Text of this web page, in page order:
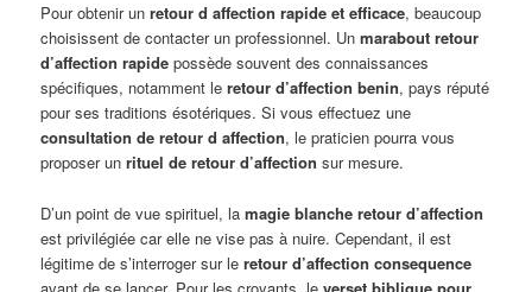
Pour obtenir unretour d affection rapide et efficace, beaucoup
choisissent de contacter un professionnel. Unmarabout retour
d’affection rapide possède souvent des connaissances
spécifiques, notamment leretour d’affection benin, pays réputé
pour ses traditions ésotériques. Si vous effectuez une
consultation de retour d affection, le praticien pourra vous
proposer unrituel de retour d’affection sur mesure.
D’un point de vue spirituel, lamagie blanche retour d’affection
est privilégiée car elle ne vise pas à nuire. Cependant, il est
légitime de s’interroger sur leretour d’affection consequence
avant de se lancer. Pour les croyants, leverset biblique pour